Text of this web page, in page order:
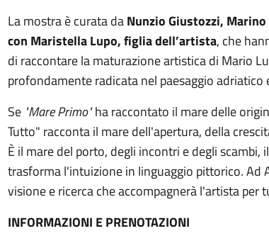
La mostra è curata daNunzio Giustozzi,
con Maristella Lupo, figlia dell’artista, che
di raccontare la maturazione artistica di Mario
profondamente radicata nel paesaggio
Se "Mare Primo"ha raccontato il mare delle
Tutto" racconta il mare dell'apertura, della
È il mare del porto, degli incontri e degli
trasforma l'intuizione in linguaggio pittorico. Ad
visione e ricerca che accompagnerà l'artista per
INFORMAZIONI E PRENOTAZIONI